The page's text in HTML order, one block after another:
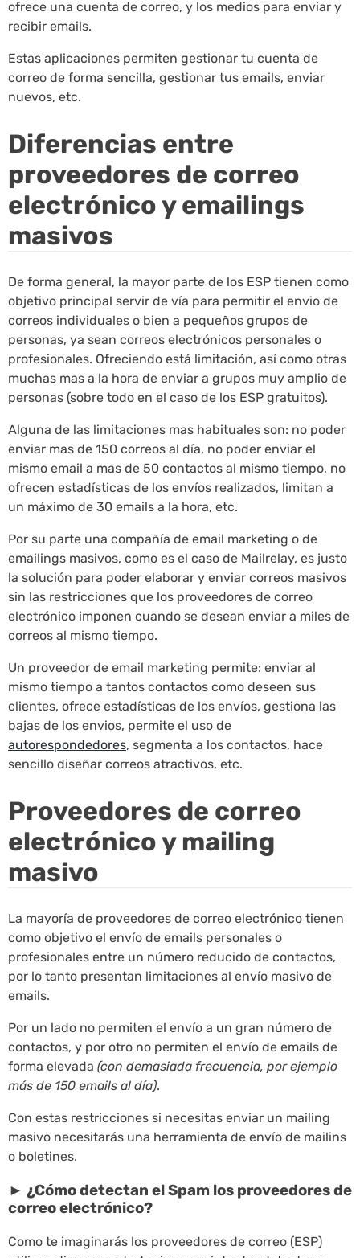
ofrece una cuenta de correo, y los medios para enviar y
recibir emails.
Estas aplicaciones permiten gestionar tu cuenta de
correo de forma sencilla, gestionar tus emails, enviar
nuevos, etc.
Diferencias entre
proveedores de correo
electrónico y emailings
masivos
De forma general, la mayor parte de los ESP tienen como
objetivo principal servir de vía para permitir el envio de
correos individuales o bien a pequeños grupos de
personas, ya sean correos electrónicos personales o
profesionales. Ofreciendo está limitación, así como otras
muchas mas a la hora de enviar a grupos muy amplio de
personas (sobre todo en el caso de los ESP gratuitos).
Alguna de las limitaciones mas habituales son: no poder
enviar mas de 150 correos al día, no poder enviar el
mismo email a mas de 50 contactos al mismo tiempo, no
ofrecen estadísticas de los envíos realizados, limitan a
un máximo de 30 emails a la hora, etc.
Por su parte una compañía de email marketing o de
emailings masivos, como es el caso de Mailrelay, es justo
la solución para poder elaborar y enviar correos masivos
sin las restricciones que los proveedores de correo
electrónico imponen cuando se desean enviar a miles de
correos al mismo tiempo.
Un proveedor de email marketing permite: enviar al
mismo tiempo a tantos contactos como deseen sus
clientes, ofrece estadísticas de los envíos, gestiona las
bajas de los envios, permite el uso de
autorespondedores, segmenta a los contactos, hace
sencillo diseñar correos atractivos, etc.
Proveedores de correo
electrónico y mailing
masivo
La mayoría de proveedores de correo electrónico tienen
como objetivo el envío de emails personales o
profesionales entre un número reducido de contactos,
por lo tanto presentan limitaciones al envío masivo de
emails.
Por un lado no permiten el envío a un gran número de
contactos, y por otro no permiten el envío de emails de
forma elevada (con demasiada frecuencia, por ejemplo
más de 150 emails al día).
Con estas restricciones si necesitas enviar un mailing
masivo necesitarás una herramienta de envío de mailins
o boletines.
► ¿Cómo detectan el Spam los proveedores de
correo electrónico?
Como te imaginarás los proveedores de correo (ESP)